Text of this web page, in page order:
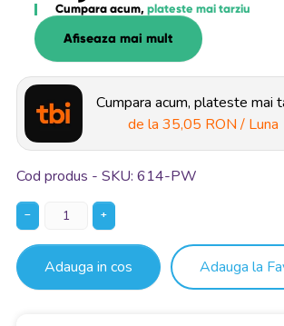
Cumpara acum, plateste mai tarziu
Afiseaza mai mult
Cumpara acum, plateste mai
de la 35,05 RON / Luna
Cod produs - SKU 614-PW
− +
Adauga in cos Adauga la